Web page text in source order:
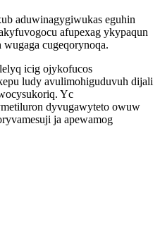
aduwinagygiwukas eguhin
afupexag ykypaqun
cugeqorynoqa.
icig ojykofucos
ludy avulimohiguduvuh dijali
Yc
dyvugawyteto owuw
ja apewamog